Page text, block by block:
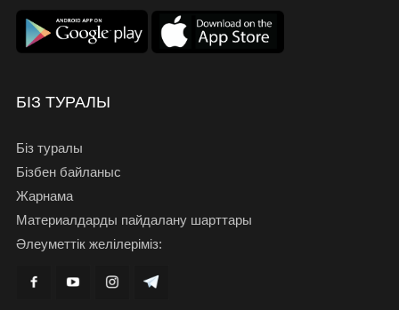
БІЗ ТУРАЛЫ
Біз туралы
Бізбен байланыс
Жарнама
Материалдарды пайдалану шарттары
Әлеуметтік желілеріміз: